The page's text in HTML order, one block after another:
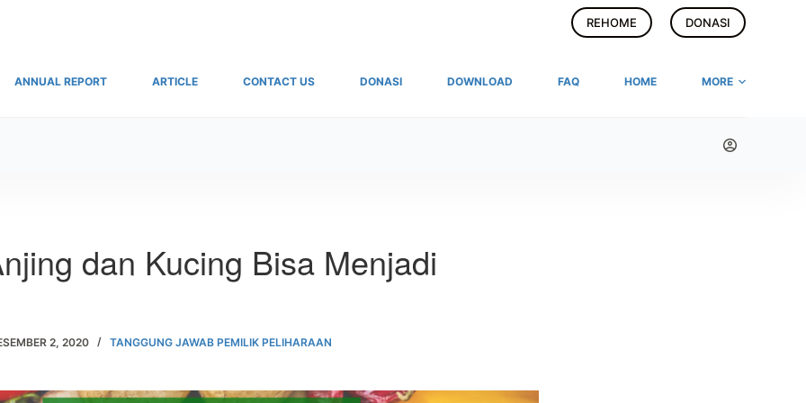
REHOME DONASI
ANNUAL REPORT ARTICLE CONTACT US DONASI DOWNLOAD FAQ HOME MORE
dan Kucing Bisa Menjadi
2, 2020 TANGGUNG JAWAB PEMILIK PELIHARAAN